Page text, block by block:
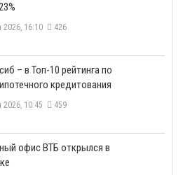
2026, 16:10 426
– в Топ-10 рейтинга по
кредитования
2026, 10:45 459
офис ВТБ открылся в